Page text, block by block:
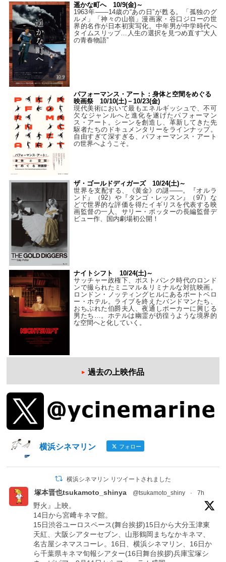
遥かな町へ 10/9(金)～
1963年――14歳の“あの日”が甦る。「孤独のグ
ルメ」「神々の山嶺」漫画家・谷口ジローの世
界的名作が日本初実写化。中年男が中学時代へ
タイムスリップ…人生の選択を見つめ直す“大人
の青春物語”
パフォーマンス・アート：身体と空間をめぐる
映画祭 10/10(土)－10/23(金)
現代美術において最もエネルギッシュで、不可
欠なジャンルへと進化を遂げたパフォーマン
ス・アート。シーンを創造し、革新してきた先
駆者たちのドキュメンタリーをラインナップ。
自由すぎて深すぎる、パフォーマンス・アート
の世界へようこそ。
ザ・ゴールドディガーズ 10/24(土)～
世界を支配する、《黄金》の謎――。『オルラ
ンド』（92）や『タンゴ・レッスン』（97）な
どで世界的な評価を得たイギリスを代表する映
画監督の一人、サリー・ポッターの長編監督デ
ビュー作、国内劇場初公開！
ナイトシフト 10/24(土)～
サッチャー政権下、ポストパンク時代のロンド
ンで撮られたミニマル＆リミナルな対抗映画。
ロンドン・ノッティングヒルにあるポートベロ
ー・ホテル。ライブを終えたバンドマンたち、
おちぶれた伯爵夫人、夜通しポーカーに興じる
男たち…。ホテルは幽霊が彷徨うような境界的
な空間へと化していく。
過去の上映作品
横浜シネマリン フォロー
横浜シネマリン リツイートされました
塚本晋也tsukamoto_shinya @tsukamoto_shiny · 7h
野火』上映。
14日から宮﨑キネマ館。
15日渋谷ユーロスペース(舞台挨拶)15日から大分玉津東
天紅、大阪シアターセブン、山形鶴岡まちなかキネマ、
名古屋シネマスコーレ。16日、横浜シネマリン、16日か
ら千葉県キネマ旬報シアター(16日舞台挨拶)兵庫宝塚シ